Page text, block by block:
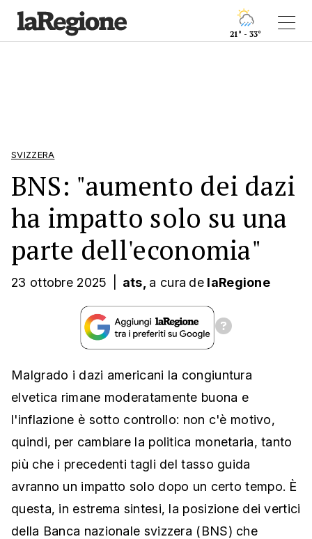
21° - 33°
SVIZZERA
BNS: "aumento dei dazi
ha impatto solo su una
parte dell'economia"
23 ottobre 2025 ats, a cura de laRegione
Malgrado i dazi americani la congiuntura
elvetica rimane moderatamente buona e
l'inflazione è sotto controllo: non c'è motivo,
quindi, per cambiare la politica monetaria, tanto
più che i precedenti tagli del tasso guida
avranno un impatto solo dopo un certo tempo. È
questa, in estrema sintesi, la posizione dei vertici
della Banca nazionale svizzera (BNS) che